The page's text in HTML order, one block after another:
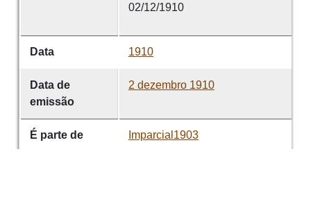
02/12/1910
Data 1910
Data de
emissão
2 dezembro 1910
É parte de Imparcial1903